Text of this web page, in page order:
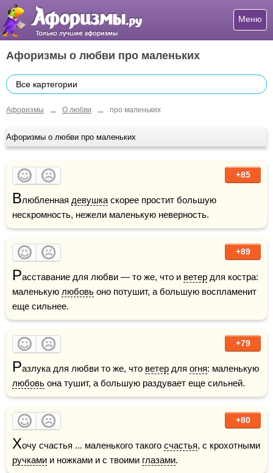
Меню
Афоризмы о любви про маленьких
Все картегории
Афоризмы → О любви → про маленьких
Афоризмы о любви про маленьких
+85
Влюбленная девушка скорее простит большую
нескромность, нежели маленькую неверность.
+89
Расставание для любви — то же, что и ветер для костра:
маленькую любовь оно потушит, а большую воспламенит
еще сильнее.
+79
Разлука для любви то же, что ветер для огня
любовь она тушит, а большую раздувает еще сильней.
+80
Хочу счастья ... маленького такого счастья
ручками и ножками и с твоими глазами.